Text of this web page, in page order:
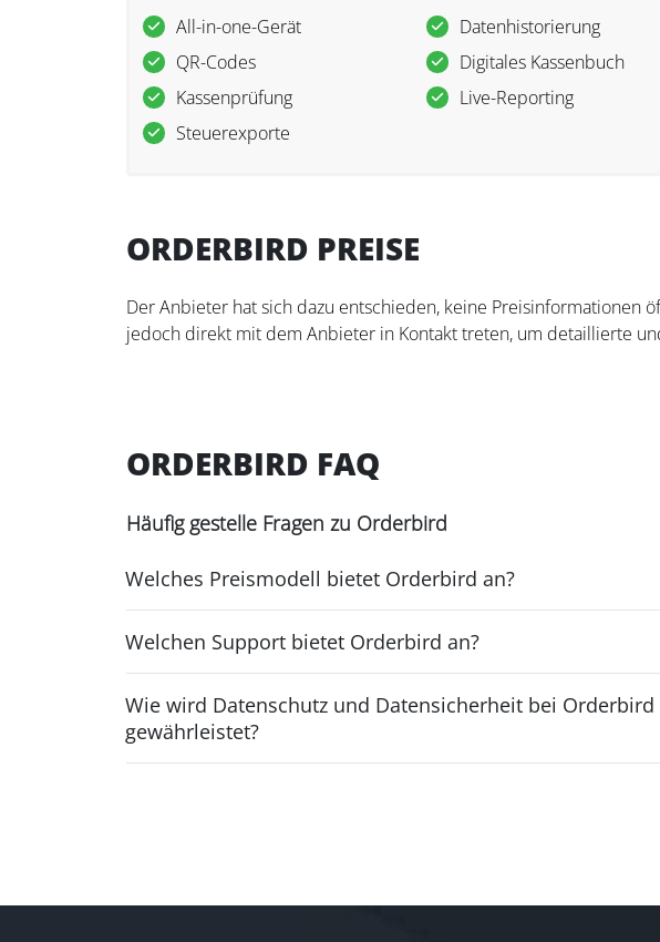
All-in-one-Gerät
QR-Codes
Kassenprüfung
Steuerexporte
Datenhistorierung
Digitales Kassenbuch
Live-Reporting
ORDERBIRD PREISE
Der Anbieter hat sich dazu entschieden, keine Preisinformationen
jedoch direkt mit dem Anbieter in Kontakt treten, um detaillierte
ORDERBIRD FAQ
Häufig gestelle Fragen zu Orderbird
Welches Preismodell bietet Orderbird an?
Welchen Support bietet Orderbird an?
Wie wird Datenschutz und Datensicherheit bei Orderbird
gewährleistet?